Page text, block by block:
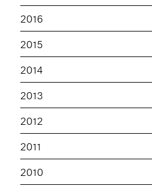
2016
2015
2014
2013
2012
2011
2010